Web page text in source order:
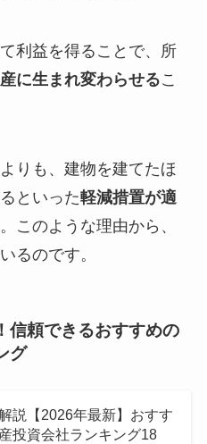
利益を得ることで、所
に生まれ変わらせるこ
りも、建物を建てたほ
といった軽減措置が適
このような理由から、
るのです。
信頼できるおすすめの
グ
説【2026年最新】おすす
投資会社ランキング18